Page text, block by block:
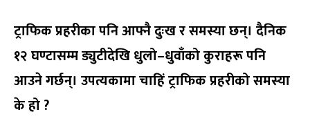
ट्राफिक प्रहरीका पनि आफ्नै दुःख र समस्या छन्। दैनिक
१२ घण्टासम्म ड्युटीदेखि धुलो–धुवाँको कुराहरू पनि
आउने गर्छन्। उपत्यकामा चाहिं ट्राफिक प्रहरीको समस्या
के हो ?